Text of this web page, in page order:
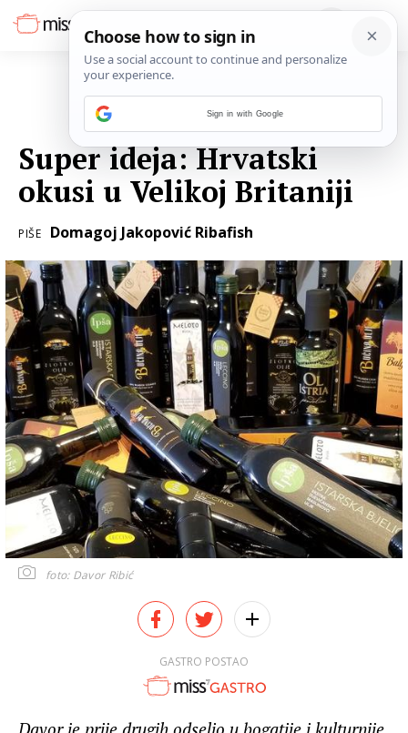
Super ideja: Hrvatski
okusi u Velikoj Britaniji
PIŠE Domagoj Jakopović Ribafish
foto: Davor Ribić
GASTRO POSTAO
Sign in with Google